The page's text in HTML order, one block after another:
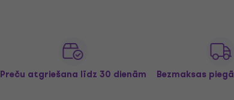
Preču atgriešana līdz 30 dienām Bezmaksas